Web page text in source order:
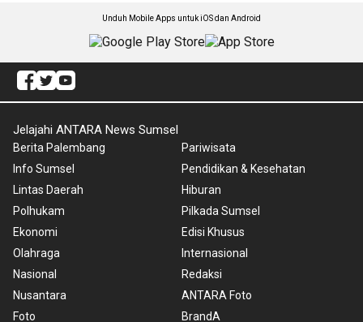
Unduh Mobile Apps untuk iOS dan Android
Jelajahi ANTARA News Sumsel
Berita Palembang
Info Sumsel
Lintas Daerah
Polhukam
Ekonomi
Olahraga
Nasional
Nusantara
Foto
Pariwisata
Pendidikan & Kesehatan
Hiburan
Pilkada Sumsel
Edisi Khusus
Internasional
Redaksi
ANTARA Foto
BrandA